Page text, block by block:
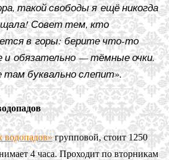
такой свободы я ещё никогда
Совет тем, кто
в горы: берите что-то
и обязательно — тёмные очки.
там буквально слепит».
водопадов»групповой, стоит 1250
4 часа. Проходит по вторникам